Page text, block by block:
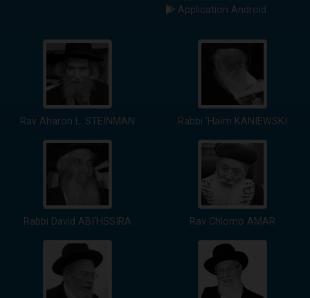
Application Android
Rav Aharon L. STEINMAN Rabbi 'Haïm KANIEWSKI
Rabbi David ABI'HSSIRA Rav Chlomo AMAR